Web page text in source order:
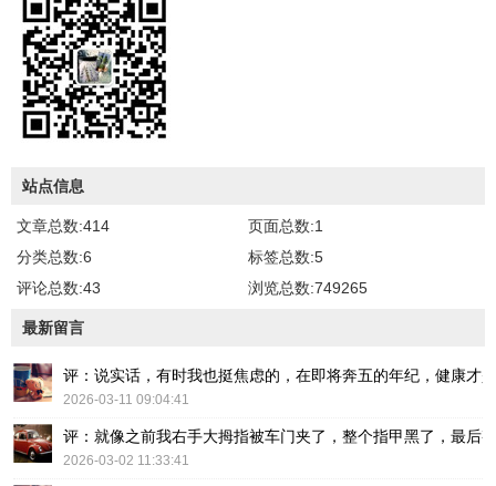
站点信息
文章总数:414
页面总数:1
分类总数:6
标签总数:5
评论总数:43
浏览总数:749265
最新留言
评：说实话，有时我也挺焦虑的，在即将奔五的年纪，健康才
2026-03-11 09:04:41
评：就像之前我右手大拇指被车门夹了，整个指甲黑了，最后
2026-03-02 11:33:41